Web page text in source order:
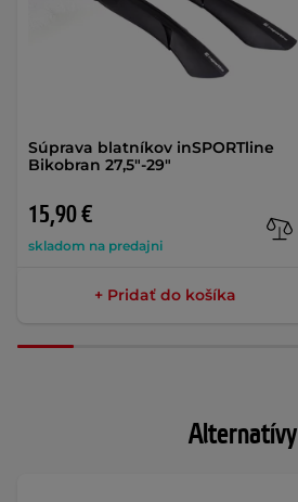
Súprava blatníkov inSPORTline
Bikobran 27,5"-29"
15,90 €
skladom na predajni
+ Pridať do košíka
Alternatívy